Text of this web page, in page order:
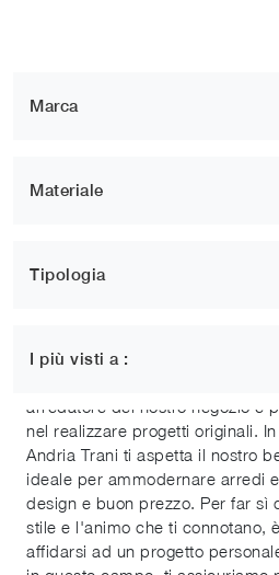
Marca
Materiale
Tipologia
I più visti a :
arredatore del nostro negozio è
nel realizzare progetti originali.
Andria Trani ti aspetta il nostro
ideale per ammodernare arredi
design e buon prezzo. Per far sì
stile e l'animo che ti connotano,
affidarsi ad un progetto